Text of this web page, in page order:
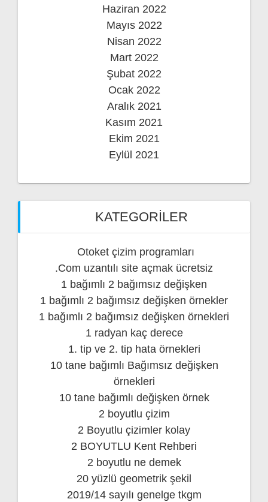
Haziran 2022
Mayıs 2022
Nisan 2022
Mart 2022
Şubat 2022
Ocak 2022
Aralık 2021
Kasım 2021
Ekim 2021
Eylül 2021
KATEGORILER
Otoket çizim programları
.Com uzantılı site açmak ücretsiz
1 bağımlı 2 bağımsız değişken
1 bağımlı 2 bağımsız değişken örnekler
1 bağımlı 2 bağımsız değişken örnekleri
1 radyan kaç derece
1. tip ve 2. tip hata örnekleri
10 tane bağımlı Bağımsız değişken
örnekleri
10 tane bağımlı değişken örnek
2 boyutlu çizim
2 Boyutlu çizimler kolay
2 BOYUTLU Kent Rehberi
2 boyutlu ne demek
20 yüzlü geometrik şekil
2019/14 sayılı genelge tkgm